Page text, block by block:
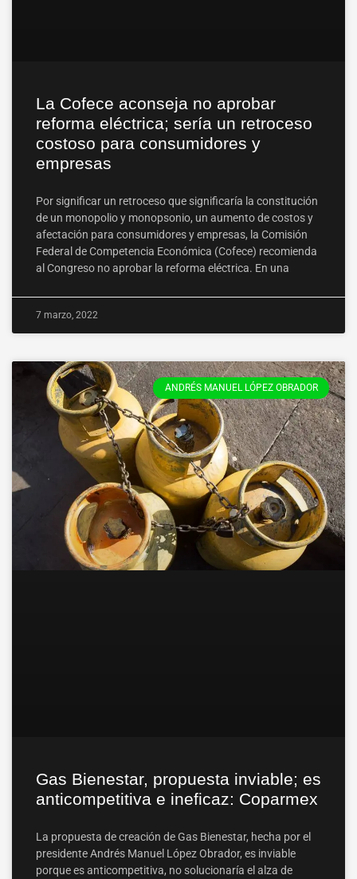
La Cofece aconseja no aprobar
reforma eléctrica; sería un retroceso
costoso para consumidores y
empresas
Por significar un retroceso que significaría la constitución
de un monopolio y monopsonio, un aumento de costos y
afectación para consumidores y empresas, la Comisión
Federal de Competencia Económica (Cofece) recomienda
al Congreso no aprobar la reforma eléctrica. En una
7 marzo, 2022
ANDRÉS MANUEL LÓPEZ OBRADOR
Gas Bienestar, propuesta inviable; es
anticompetitiva e ineficaz: Coparmex
La propuesta de creación de Gas Bienestar, hecha por el
presidente Andrés Manuel López Obrador, es inviable
porque es anticompetitiva, no solucionaría el alza de